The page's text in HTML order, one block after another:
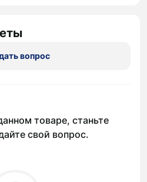
вопрос
товаре, станьте
свой вопрос.